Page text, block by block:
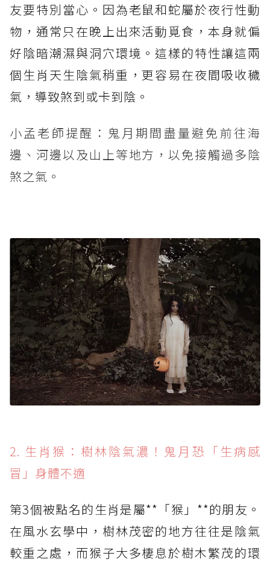
友要特別當心。因為老鼠和蛇屬於夜行性動
物，通常只在晚上出來活動覓食，本身就偏
好陰暗潮濕與洞穴環境。這樣的特性讓這兩
個生肖天生陰氣稍重，更容易在夜間吸收穢
氣，導致煞到或卡到陰。
小孟老師提醒：鬼月期間盡量避免前往海
邊、河邊以及山上等地方，以免接觸過多陰
煞之氣。
2. 生肖猴：樹林陰氣濃！鬼月恐「生病感
冒」身體不適
第3個被點名的生肖是屬**「猴」**的朋友。
在風水玄學中，樹林茂密的地方往往是陰氣
較重之處，而猴子大多棲息於樹木繁茂的環